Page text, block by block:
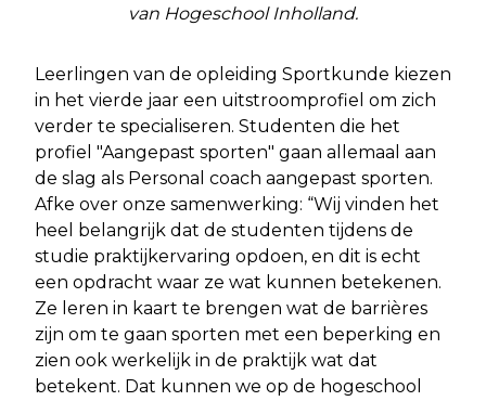
van Hogeschool Inholland.
Leerlingen van de opleiding Sportkunde kiezen
in het vierde jaar een uitstroomprofiel om zich
verder te specialiseren. Studenten die het
profiel "Aangepast sporten" gaan allemaal aan
de slag als Personal coach aangepast sporten.
Afke over onze samenwerking: “Wij vinden het
heel belangrijk dat de studenten tijdens de
studie praktijkervaring opdoen, en dit is echt
een opdracht waar ze wat kunnen betekenen.
Ze leren in kaart te brengen wat de barrières
zijn om te gaan sporten met een beperking en
zien ook werkelijk in de praktijk wat dat
betekent. Dat kunnen we op de hogeschool